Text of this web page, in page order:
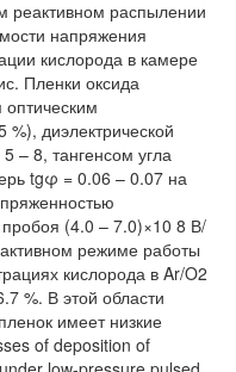
реактивном распылении
напряжения
кислорода в камере
Пленки оксида
диэлектрической
– 8, тангенсом угла
tgφ = 0.06 – 0.07 на
пробоя (4.0 – 7.0)×10 8 В/
режиме работы
кислорода в Ar/O2
%. В этой области
имеет низкие
of deposition of